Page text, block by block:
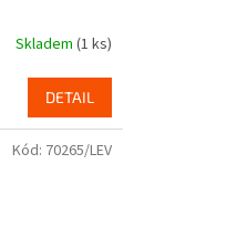
Skladem (1 ks)
DETAIL
Kód: 70265/LEV